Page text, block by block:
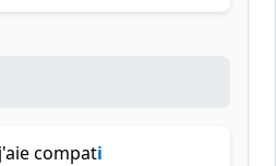
compati